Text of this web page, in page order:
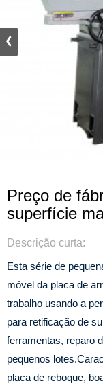
Preço de
superfície
Descrição curta:
Esta série de
móvel da placa de
trabalho usando a
para retificação de
ferramentas, reparo
pequenos lotes.
placa de reboque,